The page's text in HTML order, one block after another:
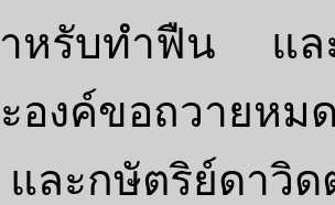
หรับทำฟืน แล
องค์ขอถวายหม
และกษัตริย์ดาวิ